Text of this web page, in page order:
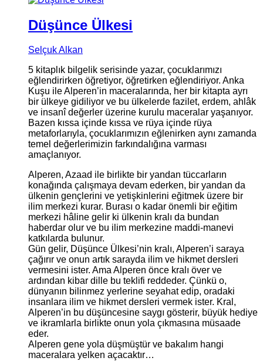
Düşünce Ülkesi
Selçuk Alkan
5 kitaplık bilgelik serisinde yazar, çocuklarımızı
eğlendirirken öğretiyor, öğretirken eğlendiriyor. Anka
Kuşu ile Alperen’in maceralarında, her bir kitapta ayrı
bir ülkeye gidiliyor ve bu ülkelerde fazilet, erdem, ahlâk
ve insanî değerler üzerine kurulu maceralar yaşanıyor.
Bazen kıssa içinde kıssa ve rüya içinde rüya
metaforlarıyla, çocuklarımızın eğlenirken aynı zamanda
temel değerlerimizin farkındalığına varması
amaçlanıyor.
Alperen, Azaad ile birlikte bir yandan tüccarların
konağında çalışmaya devam ederken, bir yandan da
ülkenin gençlerini ve yetişkinlerini eğitmek üzere bir
ilim merkezi kurar. Burası o kadar önemli bir eğitim
merkezi hâline gelir ki ülkenin kralı da bundan
haberdar olur ve bu ilim merkezine maddi-manevi
katkılarda bulunur.
Gün gelir, Düşünce Ülkesi’nin kralı, Alperen’i saraya
çağırır ve onun artık sarayda ilim ve hikmet dersleri
vermesini ister. Ama Alperen önce kralı över ve
ardından kibar dille bu teklifi reddeder. Çünkü o,
dünyanın bilinmez yerlerine seyahat edip, oradaki
insanlara ilim ve hikmet dersleri vermek ister. Kral,
Alperen’in bu düşüncesine saygı gösterir, büyük hediye
ve ikramlarla birlikte onun yola çıkmasına müsaade
eder.
Alperen gene yola düşmüştür ve bakalım hangi
maceralara yelken açacaktır…